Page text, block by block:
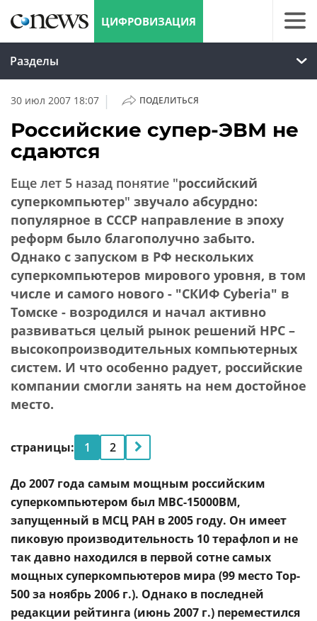
ЦИФРОВИЗАЦИЯ
Разделы
30 июл 2007 18:07 | ПОДЕЛИТЬСЯ
Российские супер-ЭВМ не
сдаются
Еще лет 5 назад понятие "российский
суперкомпьютер" звучало абсурдно:
популярное в СССР направление в эпоху
реформ было благополучно забыто.
Однако с запуском в РФ нескольких
суперкомпьютеров мирового уровня, в том
числе и самого нового - "СКИФ Cyberia" в
Томске - возродился и начал активно
развиваться целый рынок решений HPC –
высокопроизводительных компьютерных
систем. И что особенно радует, российские
компании смогли занять на нем достойное
место.
страницы: 1 2
До 2007 года самым мощным российским
суперкомпьютером был МВС-15000ВМ,
запущенный в МСЦ РАН в 2005 году. Он имеет
пиковую производительность 10 терафлоп и не
так давно находился в первой сотне самых
мощных суперкомпьютеров мира (99 место Top-
500 за ноябрь 2006 г.). Однако в последней
редакции рейтинга (июнь 2007 г.) переместился